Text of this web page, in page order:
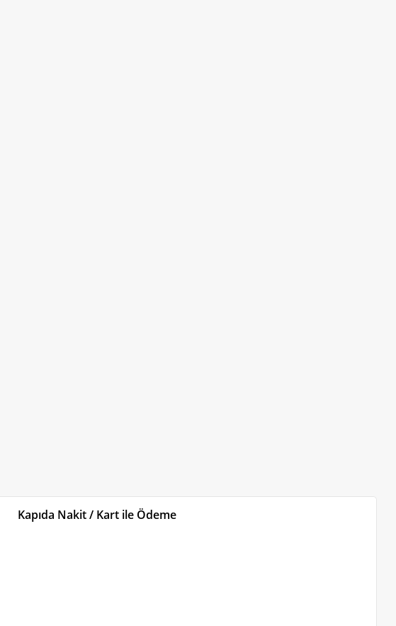
Kapıda Nakit / Kart ile Ödeme